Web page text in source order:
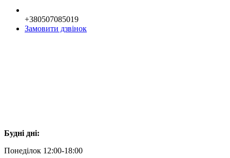
+380507085019
Замовити дзвінок
Будні дні:
Понеділок 12:00-18:00